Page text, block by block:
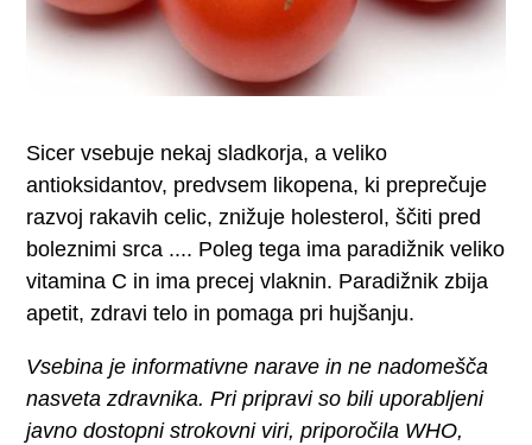
Sicer vsebuje nekaj sladkorja, a veliko
antioksidantov, predvsem likopena, ki preprečuje
razvoj rakavih celic, znižuje holesterol, ščiti pred
boleznimi srca .... Poleg tega ima paradižnik veliko
vitamina C in ima precej vlaknin. Paradižnik zbija
apetit, zdravi telo in pomaga pri hujšanju.
Vsebina je informativne narave in ne nadomešča
nasveta zdravnika. Pri pripravi so bili uporabljeni
javno dostopni strokovni viri, priporočila WHO,